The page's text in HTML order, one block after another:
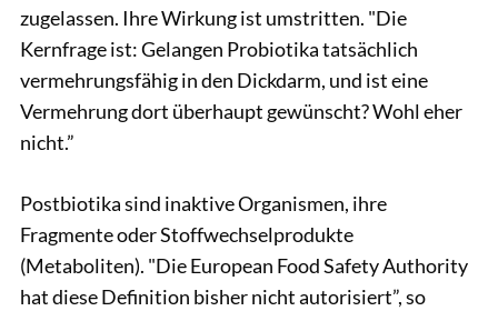
zugelassen. Ihre Wirkung ist umstritten. "Die
Kernfrage ist: Gelangen Probiotika tatsächlich
vermehrungsfähig in den Dickdarm, und ist eine
Vermehrung dort überhaupt gewünscht? Wohl eher
nicht.”
Postbiotika sind inaktive Organismen, ihre
Fragmente oder Stoffwechselprodukte
(Metaboliten). "Die European Food Safety Authority
hat diese Definition bisher nicht autorisiert”, so